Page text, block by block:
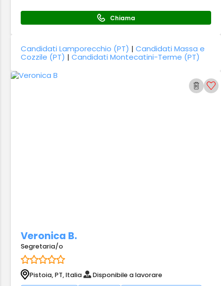
Chiama
Candidati Lamporecchio (PT) |Candidati Massa e
Cozzile (PT) |Candidati Montecatini-Terme (PT)
Veronica B.
Segretaria/o
Pistoia, PT, Italia Disponibile a lavorare